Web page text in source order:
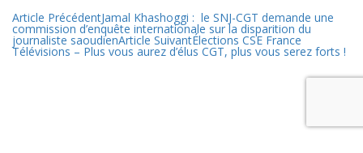
Article PrécédentJamal Khashoggi : le SNJ-CGT demande une
commission d’enquête internationale sur la disparition du
journaliste saoudienArticle SuivantÉlections CSE France
Télévisions – Plus vous aurez d’élus CGT, plus vous serez forts !